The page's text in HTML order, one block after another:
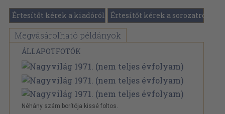
Értesítőt kérek a kiadóról Értesítőt kérek a sorozatról
Megvásárolható példányok
ÁLLAPOTFOTÓK
Néhány szám borítója kissé foltos.